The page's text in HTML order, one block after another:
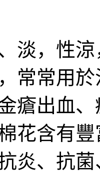
淡，性
常常用
瘡出血
花含有
炎、抗